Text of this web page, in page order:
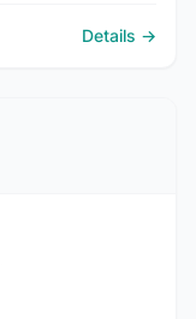
Details →